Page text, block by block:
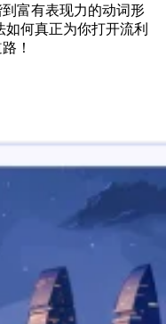
富有表现力的动词形
何真正为你打开流利
！